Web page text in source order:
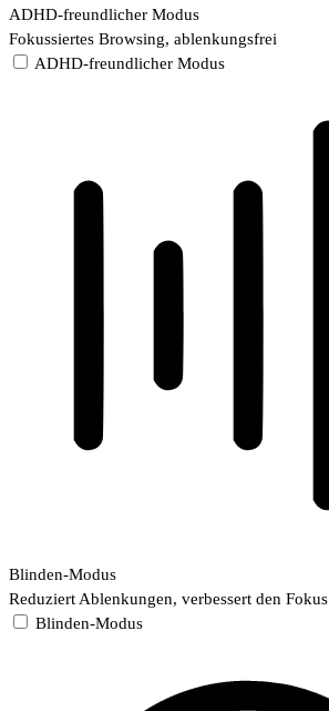
ADHD-freundlicher Modus
Fokussiertes Browsing, ablenkungsfrei
ADHD-freundlicher Modus
Blinden-Modus
Reduziert Ablenkungen, verbessert den Fokus
Blinden-Modus